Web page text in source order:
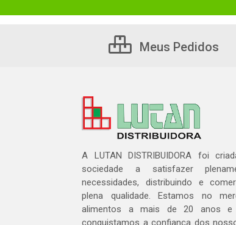
Meus Pedidos
A LUTAN DISTRIBUIDORA foi
sociedade a satisfazer
necessidades, distribuindo e
plena qualidade. Estamos no
alimentos a mais de 20 anos
conquistamos a confiança dos